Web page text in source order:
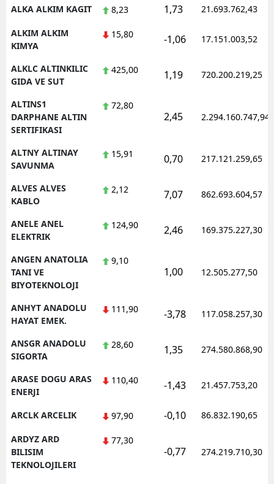
ALKA ALKIM KAGIT 8,23 1,73 21.693.762,43
ALKIM ALKIM
KIMYA
15,80 -1,06 17.151.003,52
ALKLC ALTINKILIC
GIDA VE SUT
425,00 1,19 720.200.219,25
ALTINS1
DARPHANE ALTIN
SERTIFIKASI
72,80
2,45 2.294.160.747,94
ALTNY ALTINAY
SAVUNMA
15,91 0,70 217.121.259,65
ALVES ALVES
KABLO
2,12 7,07 862.693.604,57
ANELE ANEL
ELEKTRIK
124,90 2,46 169.375.227,30
ANGEN ANATOLIA
TANI VE
BIYOTEKNOLOJI
9,10
1,00 12.505.277,50
ANHYT ANADOLU
HAYAT EMEK.
111,90 -3,78 117.058.257,30
ANSGR ANADOLU
SIGORTA
28,60 1,35 274.580.868,90
ARASE DOGU ARAS
ENERJI
110,40 -1,43 21.457.753,20
ARCLK ARCELIK 97,90 -0,10 86.832.190,65
ARDYZ ARD
BILISIM
TEKNOLOJILERI
77,30
-0,77 274.219.710,30